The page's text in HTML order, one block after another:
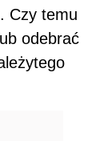
Czy temu
odebrać